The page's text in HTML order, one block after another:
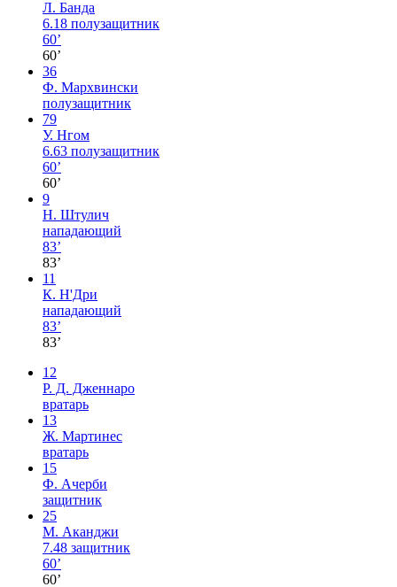
Л. Банда
6.18 полузащитник
60’
60’
36
Ф. Мархвински
полузащитник
79
У. Нгом
6.63 полузащитник
60’
60’
9
Н. Штулич
нападающий
83’
83’
11
К. Н'Дри
нападающий
83’
83’
12
Р. Д. Дженнаро
вратарь
13
Ж. Мартинес
вратарь
15
Ф. Ачерби
защитник
25
М. Аканджи
7.48 защитник
60’
60’